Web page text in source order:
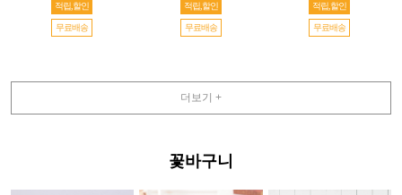
적립,할인
무료배송
적립,할인
무료배송
적립,할인
무료배송
더보기 +
꽃바구니